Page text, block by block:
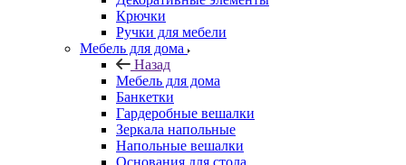
Крючки
Ручки для мебели
Мебель для дома
Назад
Мебель для дома
Банкетки
Гардеробные вешалки
Зеркала напольные
Напольные вешалки
Основания для стола